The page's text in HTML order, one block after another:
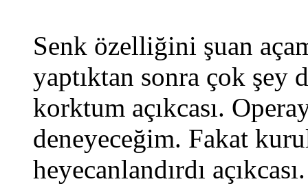
Senk özelliğini şuan
yaptıktan sonra çok
korktum açıkcası.
deneyeceğim. Fakat
heyecanlandırdı açıkcası.